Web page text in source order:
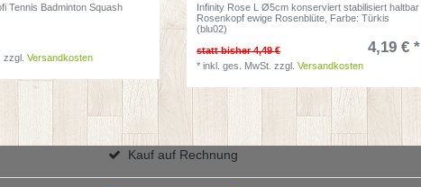
Tennis Badminton Squash
zzgl.Versandkosten
Infinity Rose L Ø5cm konserviert stabilisiert haltbar
Rosenkopf ewige Rosenblüte , Farbe: Türkis
(blu02)
statt bisher 4,49 €
4,19 € *
*inkl. ges. MwSt. zzgl.Versandkosten
Kauf auf Rechnung